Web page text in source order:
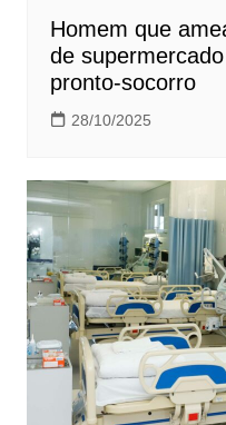
Homem que
de
pronto-socorro
28/10/2025